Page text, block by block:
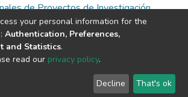
de Proyectos de Investigación
copyright © 2002-2026
End User
Agreement
Send
Feedback
your personal information for the
Authentication, Preferences,
and Statistics.
read our privacy policy.
Decline That's ok